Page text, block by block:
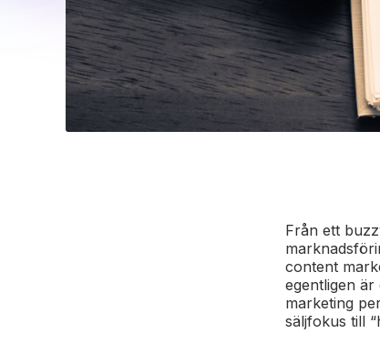
Från ett
content
egentligen
marketing
säljfokus till